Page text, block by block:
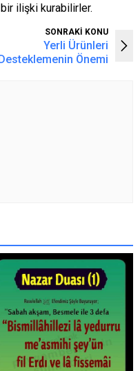
bir ilişki kurabilirler.
SONRAKİ KONU
Yerli Ürünleri
Önemi